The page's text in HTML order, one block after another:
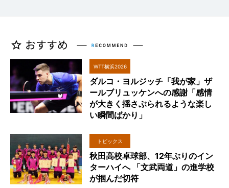
WTT横浜2026
ダルコ・ヨルジッチ「我が家」ザ
ールブリュッケンへの感謝「感情
が大きく揺さぶられるような楽し
い瞬間ばかり」
トピックス
秋田高校卓球部、12年ぶりのイン
ターハイへ 「文武両道」の進学校
が掴んだ切符